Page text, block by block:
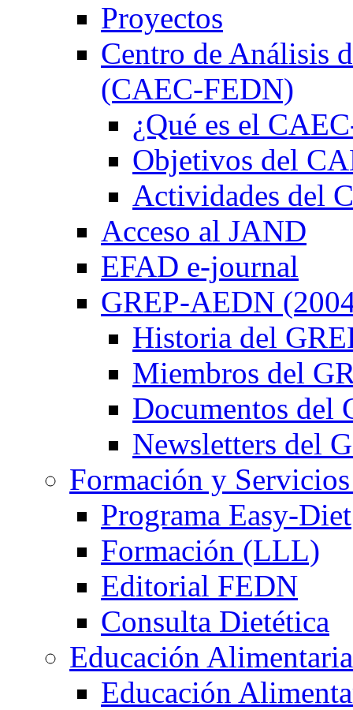
Proyectos
Centro de Análisis
(CAEC-FEDN)
¿Qué es el
Objetivos del
Actividades del
Acceso al JAND
EFAD e-journal
GREP-AEDN
Historia del
Miembros del
Documentos del
Newsletters del
Formación y
Programa Easy-Diet
Formación (LLL)
Editorial FEDN
Consulta Dietética
Educación Alimentaria
Educación